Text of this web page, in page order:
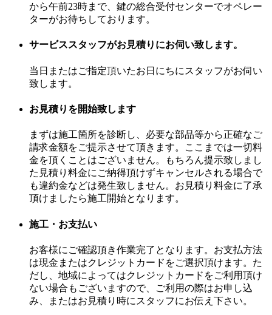
から午前23時まで、鍵の総合受付センターでオペレー
ターがお待ちしております。
サービススタッフがお見積りにお伺い致します。
当日またはご指定頂いたお日にちにスタッフがお伺い
致します。
お見積りを開始致します
まずは施工箇所を診断し、必要な部品等から正確なご
請求金額をご提示させて頂きます。ここまでは一切料
金を頂くことはございません。もちろん提示致しまし
た見積り料金にご納得頂けずキャンセルされる場合で
も違約金などは発生致しません。お見積り料金に了承
頂けましたら施工開始となります。
施工・お支払い
お客様にご確認頂き作業完了となります。お支払方法
は現金またはクレジットカードをご選択頂けます。た
だし、地域によってはクレジットカードをご利用頂け
ない場合もございますので、ご利用の際はお申し込
み、またはお見積り時にスタッフにお伝え下さい。